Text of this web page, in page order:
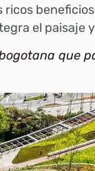
el paisaje
que